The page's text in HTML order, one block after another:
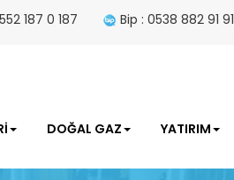
187 0 187 Bip : 0538 882 91 91
DOĞAL GAZ YATIRIM